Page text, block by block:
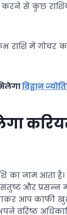
करने से कुछ
राशि में गोचर
विद्वान
का नाम आता
और
आप काफी
वरिष्‍ठ